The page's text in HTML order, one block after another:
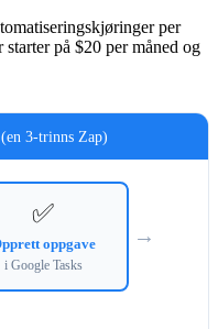
per
på $20 per måned og
3-trinns Zap)
✅
oppgave
i Google Tasks
→